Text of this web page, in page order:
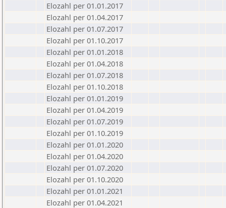
Elozahl per 01.01.2017
Elozahl per 01.04.2017
Elozahl per 01.07.2017
Elozahl per 01.10.2017
Elozahl per 01.01.2018
Elozahl per 01.04.2018
Elozahl per 01.07.2018
Elozahl per 01.10.2018
Elozahl per 01.01.2019
Elozahl per 01.04.2019
Elozahl per 01.07.2019
Elozahl per 01.10.2019
Elozahl per 01.01.2020
Elozahl per 01.04.2020
Elozahl per 01.07.2020
Elozahl per 01.10.2020
Elozahl per 01.01.2021
Elozahl per 01.04.2021